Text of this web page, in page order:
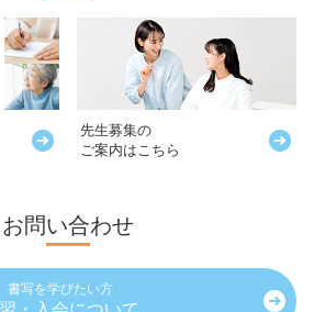
先生募集の
ご案内はこちら
お問い合わせ
書写を学びたい方